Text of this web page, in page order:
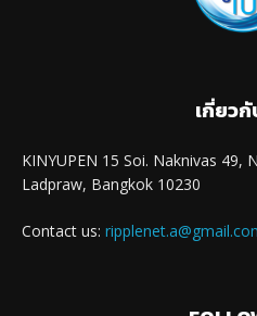
เกี่ยวกั
KINYUPEN 15 Soi. Naknivas 49,
Ladpraw, Bangkok 10230
Contact us: